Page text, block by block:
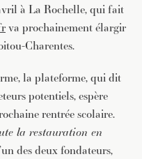
à La Rochelle, qui fait
va prochainement élargir
Charentes.
la plateforme, qui dit
potentiels, espère
rentrée scolaire.
la restauration en
des deux fondateurs,